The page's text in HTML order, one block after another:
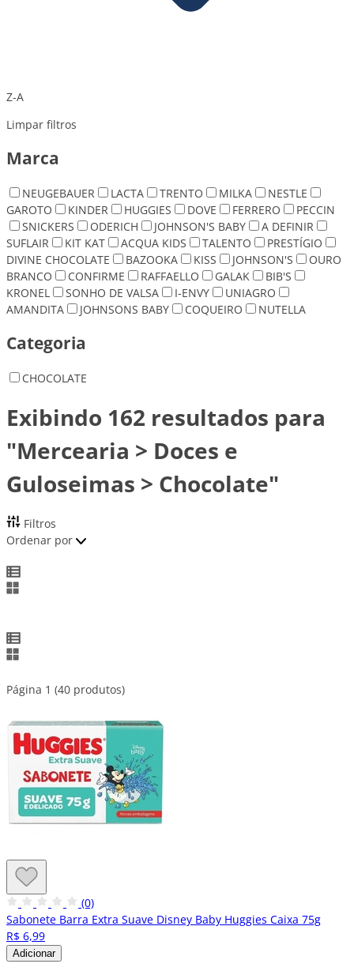
Z-A
Limpar filtros
Marca
NEUGEBAUER LACTA TRENTO MILKA
NESTLE
GAROTO
KINDER HUGGIES DOVE FERRERO
PECCIN
SNICKERS
ODERICH JOHNSON'S BABY
A DEFINIR
SUFLAIR
KIT KAT ACQUA KIDS TALENTO
PRESTÍGIO
DIVINE CHOCOLATE
BAZOOKA KISS JOHNSON'S
OURO
BRANCO
CONFIRME RAFFAELLO GALAK
BIB'S
KRONEL
SONHO DE VALSA I-ENVY
UNIAGRO
AMANDITA
JOHNSONS BABY COQUEIRO NUTELLA
Categoria
CHOCOLATE
Exibindo 162 resultados para
"Mercearia > Doces e
Guloseimas > Chocolate"
Filtros
Ordenar por
Página 1 (40 produtos)
(0)
Sabonete Barra Extra Suave Disney Baby Huggies Caixa 75g
R$ 6,99
Adicionar